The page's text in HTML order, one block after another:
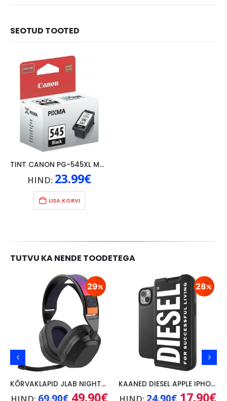
SEOTUD TOOTED
TINT CANON PG-545XL MUST
HIND: 23.99€
LISA KORVI
TUTVU KA NENDE TOODETEGA
29
KÕRVAKLAPID JLAB NIGHTFALL WIRELESS/ BLUETOOTH,PC/ SWITCH/PS, MUST
69.90€ Algne
49.90€Praegune
28
KAANED DIESEL APPLE IPHONE 14, MUST
24.90€ Algne
17.90€